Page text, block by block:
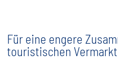
Für eine engere
touristischen